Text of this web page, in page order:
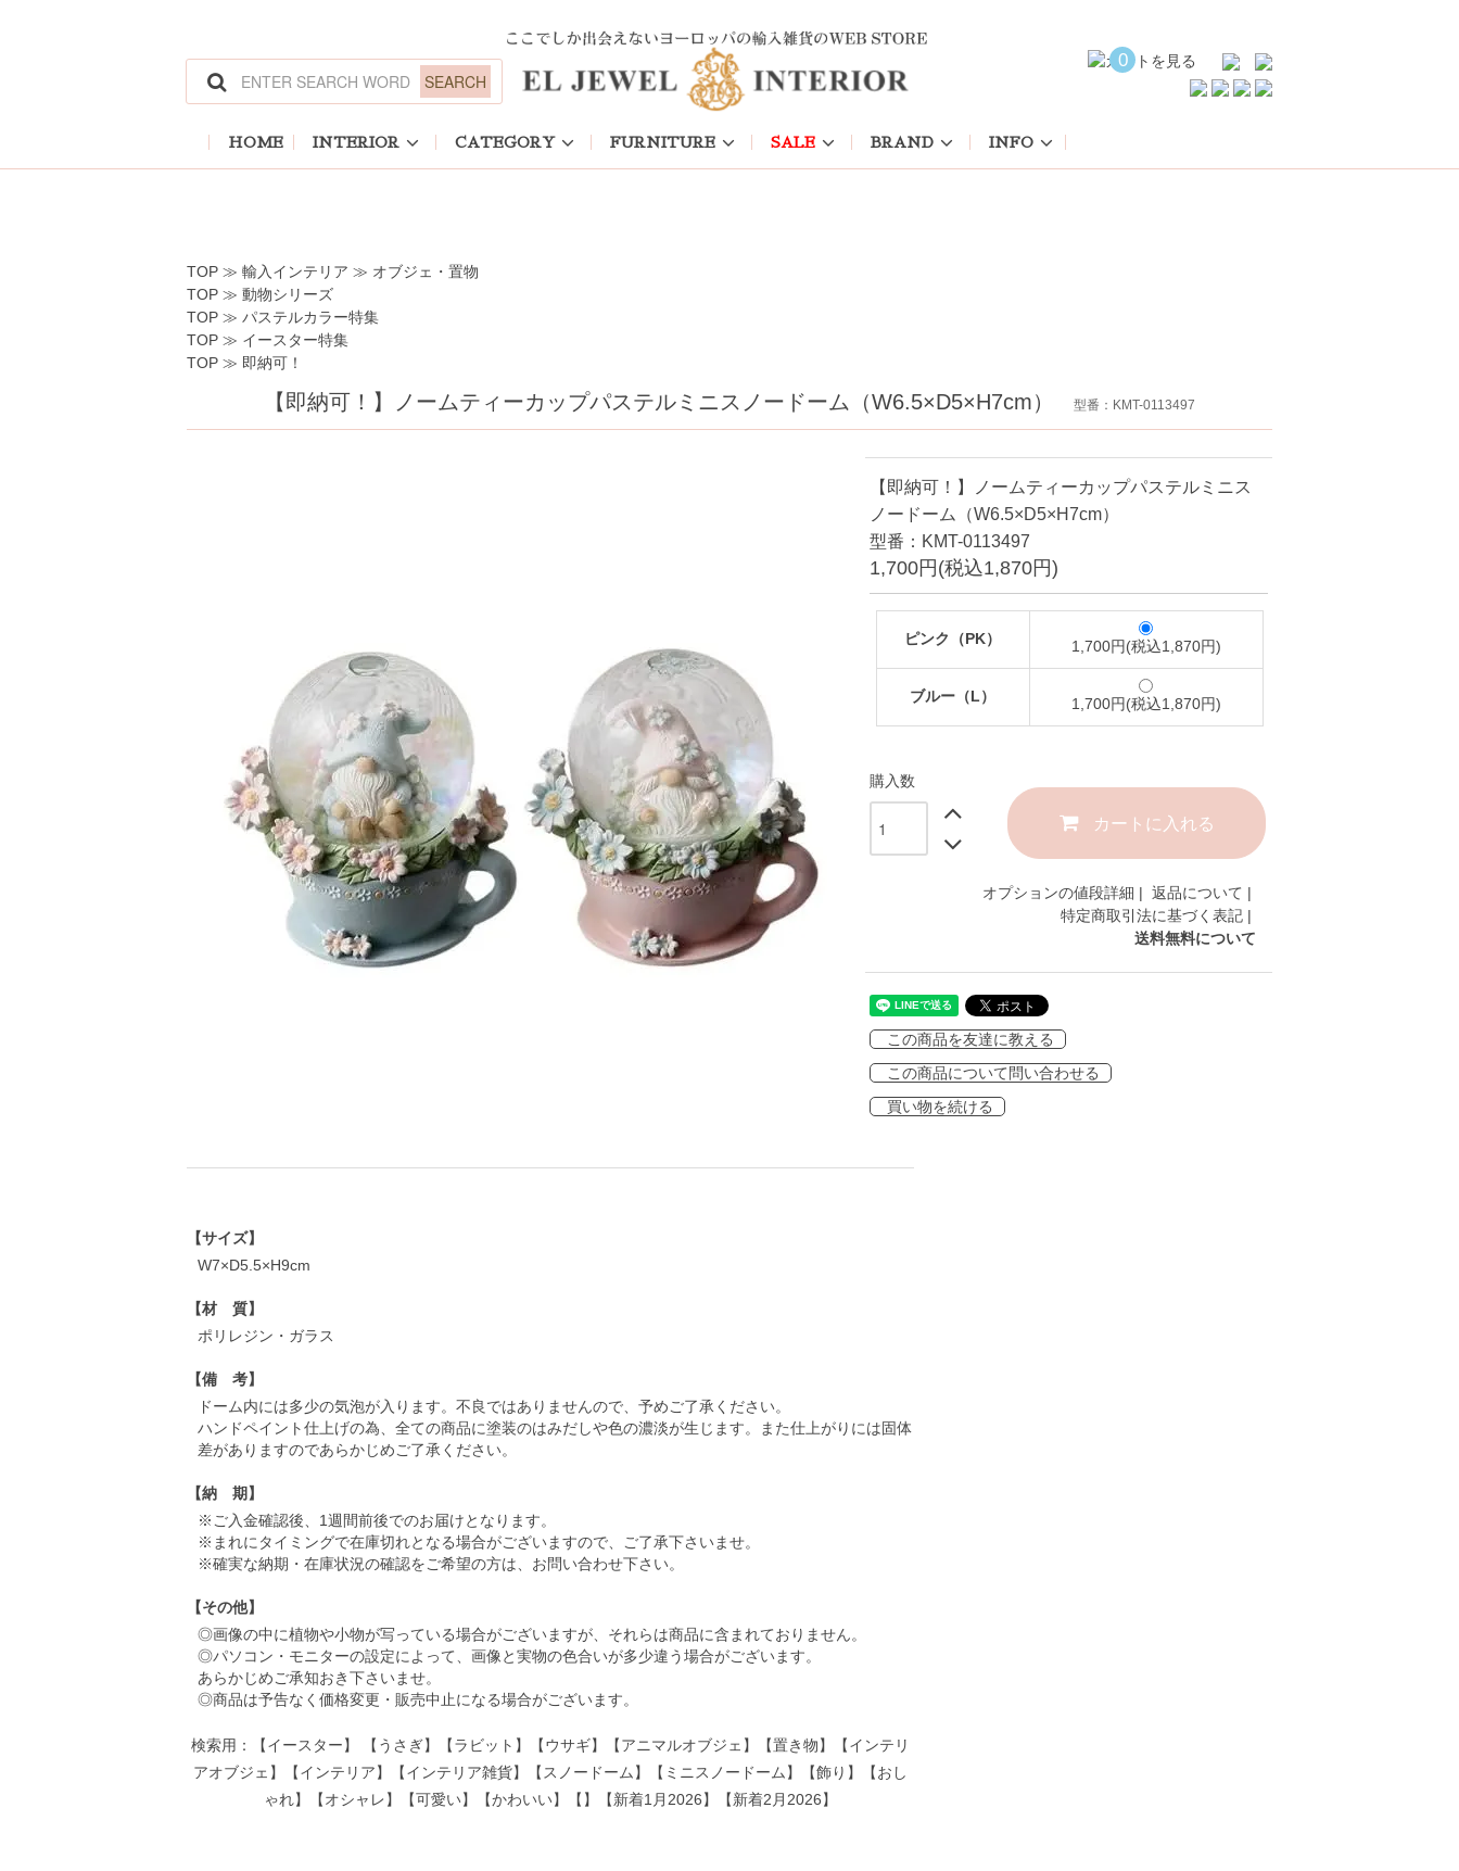
0
HOME INTERIOR CATEGORY FURNITURE SALE BRAND INFO
ホーム
ホーム
>イースター特集
TOP ≫ 輸入インテリア ≫ オブジェ・置物
TOP ≫ 動物シリーズ
TOP ≫ パステルカラー特集
TOP ≫ イースター特集
TOP ≫ 即納可！
【即納可！】ノームティーカップパステルミニスノードーム（W6.5×D5×H7cm） 型番：KMT-0113497
【即納可！】ノームティーカップパステルミニス
ノードーム（W6.5×D5×H7cm）
型番：KMT-0113497
1,700円(税込1,870円)
ピンク（PK） 1,700円(税込1,870円)
ブルー（L） 1,700円(税込1,870円)
購入数
カートに入れる
オプションの値段詳細 | 返品について |
特定商取引法に基づく表記 |
送料無料について
この商品を友達に教える
この商品について問い合わせる
買い物を続ける
【サイズ】
W7×D5.5×H9cm
【材 質】
ポリレジン・ガラス
【備 考】
ドーム内には多少の気泡が入ります。不良ではありませんので、予めご了承ください。
ハンドペイント仕上げの為、全ての商品に塗装のはみだしや色の濃淡が生じます。また仕上がりには固体
差がありますのであらかじめご了承ください。
【納 期】
※ご入金確認後、1週間前後でのお届けとなります。
※まれにタイミングで在庫切れとなる場合がございますので、ご了承下さいませ。
※確実な納期・在庫状況の確認をご希望の方は、お問い合わせ下さい。
【その他】
◎画像の中に植物や小物が写っている場合がございますが、それらは商品に含まれておりません。
◎パソコン・モニターの設定によって、画像と実物の色合いが多少違う場合がございます。
あらかじめご承知おき下さいませ。
◎商品は予告なく価格変更・販売中止になる場合がございます。
検索用：【イースター】 【うさぎ】【ラビット】【ウサギ】【アニマルオブジェ】【置き物】【インテリ
アオブジェ】【インテリア】【インテリア雑貨】【スノードーム】【ミニスノードーム】【飾り】【おし
ゃれ】【オシャレ】【可愛い】【かわいい】【】【新着1月2026】【新着2月2026】